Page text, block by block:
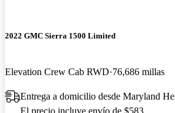
2022 GMC Sierra 1500 Limited
Elevation Crew Cab RWD 76,686 millas
Entrega a domicilio desde Maryland